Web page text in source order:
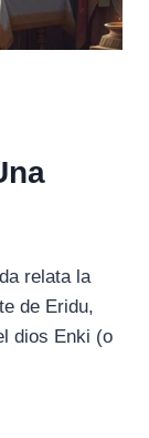
relata la
de Eridu,
dios Enki (o